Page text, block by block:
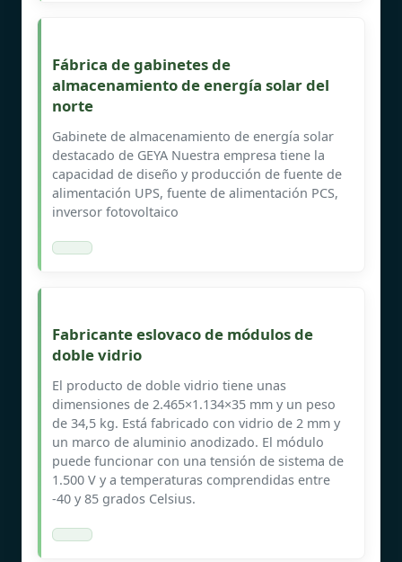
Fábrica de gabinetes de
almacenamiento de energía solar del
norte
Gabinete de almacenamiento de energía solar
destacado de GEYA Nuestra empresa tiene la
capacidad de diseño y producción de fuente de
alimentación UPS, fuente de alimentación PCS,
inversor fotovoltaico
Fabricante eslovaco de módulos de
doble vidrio
El producto de doble vidrio tiene unas
dimensiones de 2.465×1.134×35 mm y un peso
de 34,5 kg. Está fabricado con vidrio de 2 mm y
un marco de aluminio anodizado. El módulo
puede funcionar con una tensión de sistema de
1.500 V y a temperaturas comprendidas entre
-40 y 85 grados Celsius.